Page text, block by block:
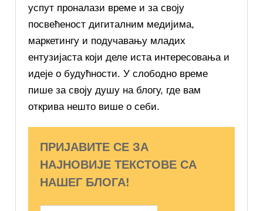
успут проналази време и за своју
посвећеност дигиталним медијима,
маркетингу и подучавању младих
ентузијаста који деле иста интересовања и
идеје о будућности. У слободно време
пише за своју душу на блогу, где вам
открива нешто више о себи.
ПРИЈАВИТЕ СЕ ЗА
НАЈНОВИЈЕ ТЕКСТОВЕ СА
НАШЕГ БЛОГА!